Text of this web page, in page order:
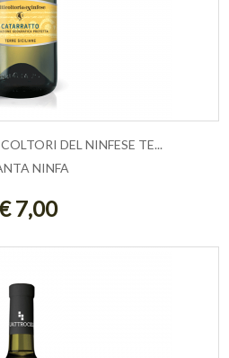
DEL NINFESE TE...
NINFA
7,00